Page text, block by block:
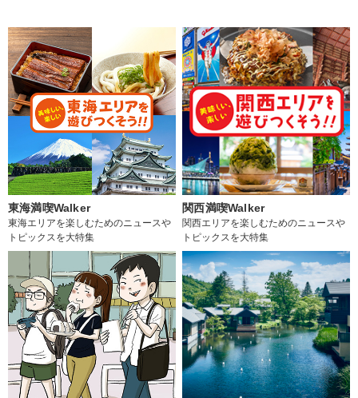
東海満喫Walker
東海エリアを楽しむためのニュースや
トピックスを大特集
関西満喫Walker
関西エリアを楽しむためのニュースや
トピックスを大特集